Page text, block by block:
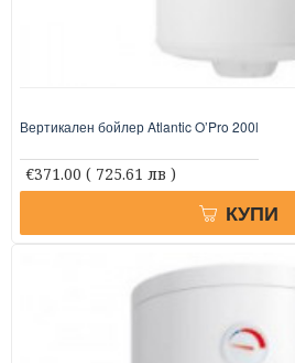
Вертикален бойлер Atlantic O’Pro 200l
€371.00 ( 725.61 лв )
КУПИ